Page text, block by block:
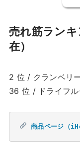
売れ筋ラン
在）
2 位 / クランベリ
36 位 / ドライフ
商品ページ（